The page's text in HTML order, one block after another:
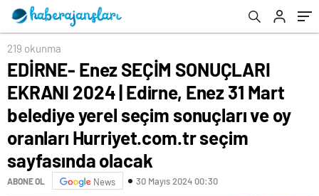
seçim sonuçları ve oy oranları
Hurriyet.com.tr seçim sayfasında olacak
219 okunma
EDİRNE- Enez SEÇİM SONUÇLARI
EKRANI 2024 | Edirne, Enez 31 Mart
belediye yerel seçim sonuçları ve oy
oranları Hurriyet.com.tr seçim
sayfasında olacak
ABONE OL News 30 Mayıs 2024 00:30